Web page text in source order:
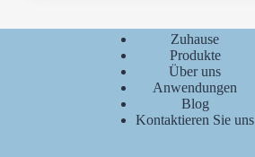
Zuhause
Produkte
Über uns
Anwendungen
Blog
Kontaktieren Sie uns